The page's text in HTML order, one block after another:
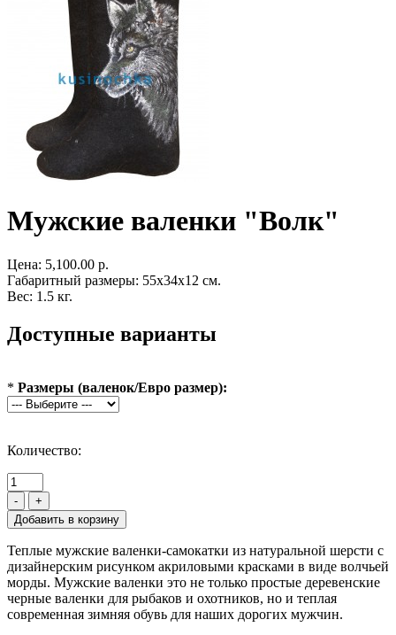
Мужские валенки "Волк"
Цена: 5,100.00 р.
Габаритный размеры: 55x34x12 см.
Вес: 1.5 кг.
Доступные варианты
* Размеры (валенок/Евро размер):
Количество:
- +
Теплые мужские валенки-самокатки из натуральной шерсти с
дизайнерским рисунком акриловыми красками в виде волчьей
морды. Мужские валенки это не только простые деревенские
черные валенки для рыбаков и охотников, но и теплая
современная зимняя обувь для наших дорогих мужчин.